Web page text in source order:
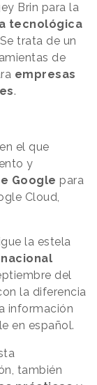
Brin para la
tecnológica
Se trata de un
de
empresas
.
el que
y
Google para
Cloud,
la estela
del
la diferencia
información
en español.
también